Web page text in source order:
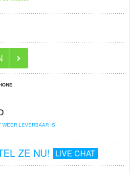
WEER LEVERBAAR IS.
ZE NU! LIVE CHAT